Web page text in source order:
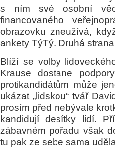
s ním své osobní věci
financovaného
obrazovku zneužívá,
ankety TýTý. Druhá
Blíží se volby
Krause dostane
protikandidátům může
ukázat „lidskou“ tvář
prosím před nebývale
kandidují desítky lidí.
zábavném pořadu však
tu pak ze sebe sama